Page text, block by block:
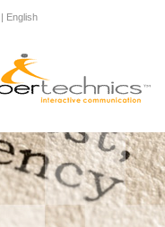
| English